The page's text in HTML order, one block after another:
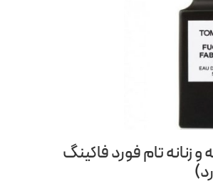
و زنانه تام فورد فاکینگ